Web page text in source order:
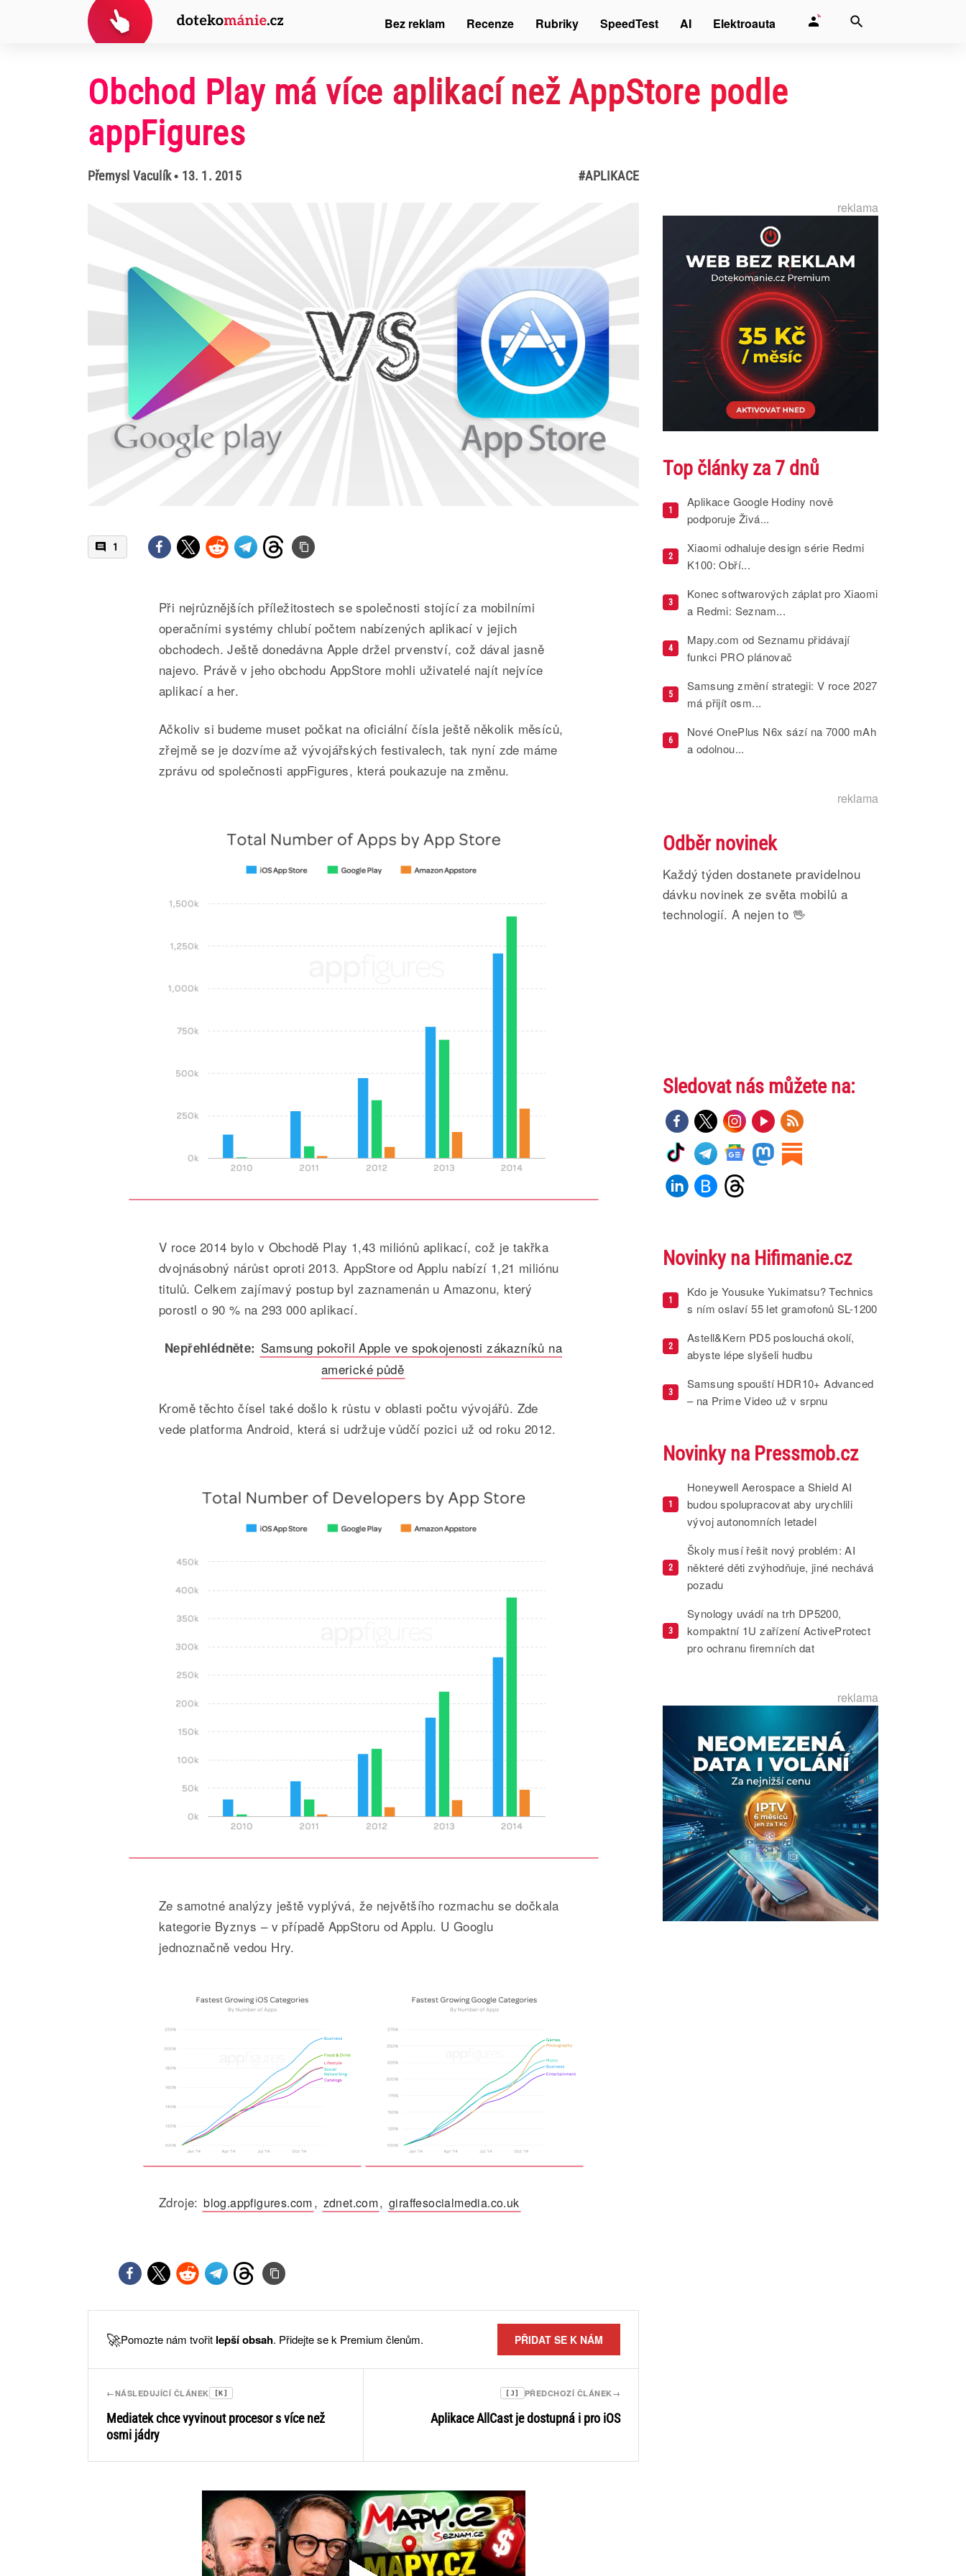
Obchod Play má více aplikací než AppStore podle
appFigures
Přemysl Vaculík• 13. 1. 2015 #APLIKACE
1
Při nejrůznějších příležitostech se společnosti stojící za mobilními
operačními systémy chlubí počtem nabízených aplikací v jejich
obchodech. Ještě donedávna Apple držel prvenství, což dával jasně
najevo. Právě v jeho obchodu AppStore mohli uživatelé najít nejvíce
aplikací a her.
Ačkoliv si budeme muset počkat na oficiální čísla ještě několik měsíců,
zřejmě se je dozvíme až vývojářských festivalech, tak nyní zde máme
zprávu od společnosti appFigures, která poukazuje na změnu.
V roce 2014 bylo v Obchodě Play 1,43 miliónů aplikací, což je takřka
dvojnásobný nárůst oproti 2013. AppStore od Applu nabízí 1,21 miliónu
titulů. Celkem zajímavý postup byl zaznamenán u Amazonu, který
porostl o 90 % na 293 000 aplikací.
Nepřehlédněte: Samsung pokořil Apple ve spokojenosti zákazníků na
americké půdě
Kromě těchto čísel také došlo k růstu v oblasti počtu vývojářů. Zde
vede platforma Android, která si udržuje vůdčí pozici už od roku 2012.
Ze samotné analýzy ještě vyplývá, že největšího rozmachu se dočkala
kategorie Byznys – v případě AppStoru od Applu. U Googlu
jednoznačně vedou Hry.
Zdroje: blog.appfigures.com, zdnet.com, giraffesocialmedia.co.uk
🚀Pomozte nám tvořit lepší obsah. Přidejte se k Premium členům. PŘIDAT SE K NÁM
←NÁSLEDUJÍCÍ ČLÁNEK [K]
Mediatek chce vyvinout procesor s více než
osmi jádry
→
PŘEDCHOZÍ ČLÁNEK
[J]
Aplikace AllCast je dostupná i pro iOS
reklama
Top články za 7 dnů
1
Aplikace Google Hodiny nově
podporuje Živá...
2
Xiaomi odhaluje design série Redmi
K100: Obří...
3
Konec softwarových záplat pro Xiaomi
a Redmi: Seznam...
4
Mapy.com od Seznamu přidávají
funkci PRO plánovač
5
Samsung změní strategii: V roce 2027
má přijít osm...
6
Nové OnePlus N6x sází na 7000 mAh
a odolnou...
reklama
Odběr novinek
Každý týden dostanete pravidelnou
dávku novinek ze světa mobilů a
technologií. A nejen to 🖖
Sledovat nás můžete na:
Novinky na Hifimanie.cz
1
Kdo je Yousuke Yukimatsu? Technics
s ním oslaví 55 let gramofonů SL-1200
2
Astell&Kern PD5 poslouchá okolí,
abyste lépe slyšeli hudbu
3
Samsung spouští HDR10+ Advanced
– na Prime Video už v srpnu
Novinky na Pressmob.cz
1
Honeywell Aerospace a Shield AI
budou spolupracovat aby urychlili
vývoj autonomních letadel
2
Školy musí řešit nový problém: AI
některé děti zvýhodňuje, jiné nechává
pozadu
3
Synology uvádí na trh DP5200,
kompaktní 1U zařízení ActiveProtect
pro ochranu firemních dat
reklama
Bez reklam Recenze Rubriky SpeedTest AI Elektroauta